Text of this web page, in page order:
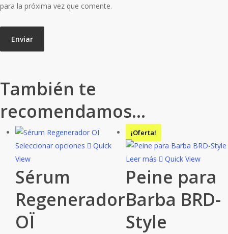
para la próxima vez que comente.
También te
recomendamos…
Seleccionar opciones Este
variantes.
Quick
View
Sérum
Regenerador
OÏ
¡Oferta!
Leer más Quick View
Peine para
Barba BRD-
Style